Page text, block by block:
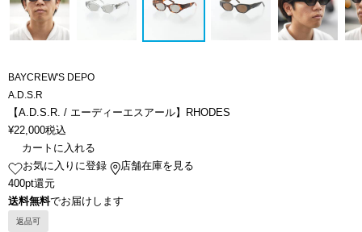
BAYCREW'S DEPO
A.D.S.R
【A.D.S.R. / エーディーエスアール】RHODES
¥22,000税込
カートに入れる
お気に入りに登録
店舗在庫を見る
400pt還元
送料無料でお届けします
返品可